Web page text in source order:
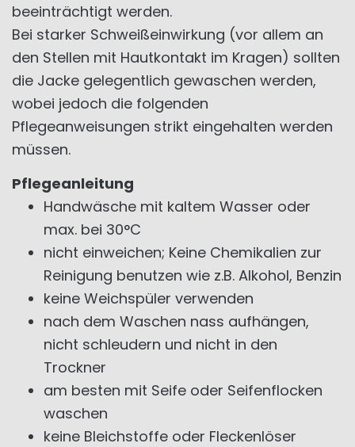
beeinträchtigt werden.
Bei starker Schweißeinwirkung (vor allem an
den Stellen mit Hautkontakt im Kragen) sollten
die Jacke gelegentlich gewaschen werden,
wobei jedoch die folgenden
Pflegeanweisungen strikt eingehalten werden
müssen.
Pflegeanleitung
Handwäsche mit kaltem Wasser oder
max. bei 30°C
nicht einweichen; Keine Chemikalien zur
Reinigung benutzen wie z.B. Alkohol, Benzin
keine Weichspüler verwenden
nach dem Waschen nass aufhängen,
nicht schleudern und nicht in den
Trockner
am besten mit Seife oder Seifenflocken
waschen
keine Bleichstoffe oder Fleckenlöser